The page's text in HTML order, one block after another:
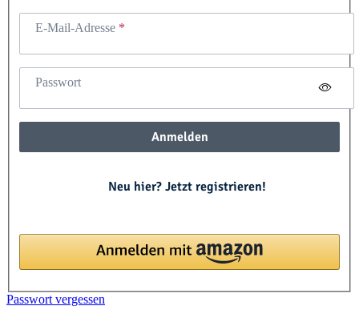
E-Mail-Adresse
Passwort
Anmelden
Neu hier? Jetzt registrieren!
Passwort vergessen